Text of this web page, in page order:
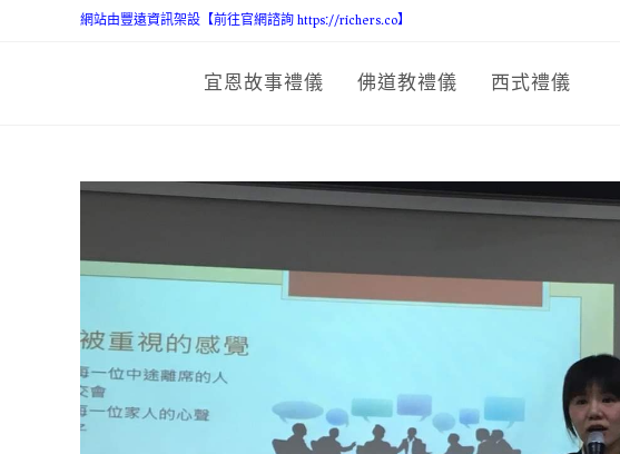
網站由豐遠資訊架設【前往官網諮詢 https://richers.co】
宜恩故事禮儀 佛道教禮儀 西式禮儀